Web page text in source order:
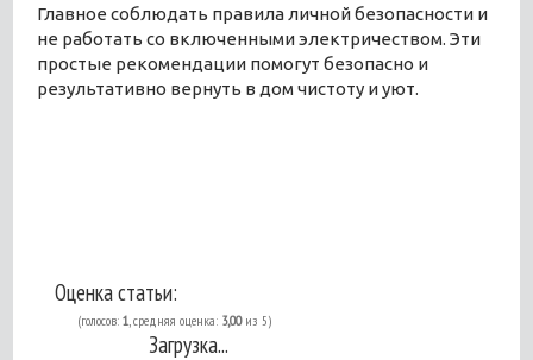
Главное соблюдать правила личной безопасности и
не работать со включенными электричеством. Эти
простые рекомендации помогут безопасно и
результативно вернуть в дом чистоту и уют.
Оценка статьи:
(голосов: 1, средняя оценка: 3,00из 5)
Загрузка...